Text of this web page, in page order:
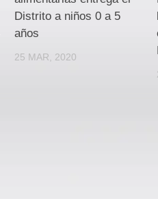
Distrito a niños 0 a 5
años
25 MAR, 2020